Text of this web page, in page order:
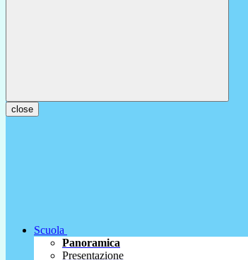
close
Scuola
Panoramica
Presentazione